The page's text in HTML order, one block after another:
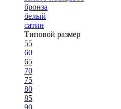
бронза
белый
сатин
Типовой размер
55
60
65
70
75
80
85
90